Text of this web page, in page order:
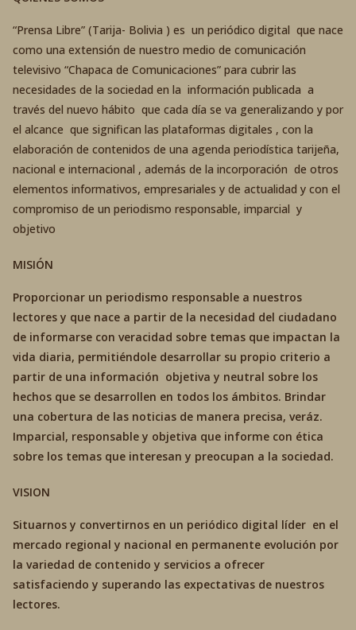
“Prensa Libre” (Tarija- Bolivia ) es un periódico digital que nace
como una extensión de nuestro medio de comunicación
televisivo “Chapaca de Comunicaciones” para cubrir las
necesidades de la sociedad en la información publicada a
través del nuevo hábito que cada día se va generalizando y por
el alcance que significan las plataformas digitales , con la
elaboración de contenidos de una agenda periodística tarijeña,
nacional e internacional , además de la incorporación de otros
elementos informativos, empresariales y de actualidad y con el
compromiso de un periodismo responsable, imparcial y
objetivo
MISIÓN
Proporcionar un periodismo responsable a nuestros
lectores y que nace a partir de la necesidad del ciudadano
de informarse con veracidad sobre temas que impactan la
vida diaria, permitiéndole desarrollar su propio criterio a
partir de una información objetiva y neutral sobre los
hechos que se desarrollen en todos los ámbitos. Brindar
una cobertura de las noticias de manera precisa, veráz.
Imparcial, responsable y objetiva que informe con ética
sobre los temas que interesan y preocupan a la sociedad.
VISION
Situarnos y convertirnos en un periódico digital líder en el
mercado regional y nacional en permanente evolución por
la variedad de contenido y servicios a ofrecer
satisfaciendo y superando las expectativas de nuestros
lectores.